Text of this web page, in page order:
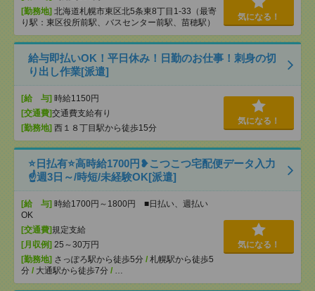
[勤務地] 北海道札幌市東区北5条東8丁目1-33（最寄
り駅：東区役所前駅、バスセンター前駅、苗穂駅）
気になる！
給与即払いOK！平日休み！日勤のお仕事！刺身の切
り出し作業[派遣]
[給 与] 時給1150円
[交通費]交通費支給有り
[勤務地] 西１８丁目駅から徒歩15分
気になる！
⭐日払有⭐高時給1700円❥こつこつ宅配便データ入力
☝週3日～/時短/未経験OK[派遣]
[給 与] 時給1700円～1800円 ■日払い、週払い
OK
[交通費] 規定支給
[月収例] 25～30万円
[勤務地] さっぽろ駅から徒歩5分 / 札幌駅から徒歩5
分 / 大通駅から徒歩7分 / …
気になる！